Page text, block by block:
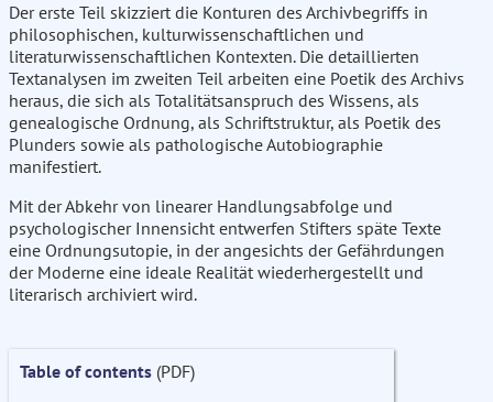
Der erste Teil skizziert die Konturen des Archivbegriffs in
philosophischen, kulturwissenschaftlichen und
literaturwissenschaftlichen Kontexten. Die detaillierten
Textanalysen im zweiten Teil arbeiten eine Poetik des Archivs
heraus, die sich als Totalitätsanspruch des Wissens, als
genealogische Ordnung, als Schriftstruktur, als Poetik des
Plunders sowie als pathologische Autobiographie
manifestiert.
Mit der Abkehr von linearer Handlungsabfolge und
psychologischer Innensicht entwerfen Stifters späte Texte
eine Ordnungsutopie, in der angesichts der Gefährdungen
der Moderne eine ideale Realität wiederhergestellt und
literarisch archiviert wird.
Table of contents (PDF)